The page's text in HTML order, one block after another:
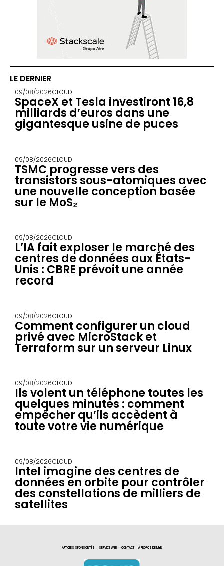
LE DERNIER
09/08/2026CLOUD
SpaceX et Tesla investiront 16,8
milliards d’euros dans une
gigantesque usine de puces
09/08/2026CLOUD
TSMC progresse vers des
transistors sous-atomiques avec
une nouvelle conception basée
sur le MoS₂
09/08/2026CLOUD
L’IA fait exploser le marché des
centres de données aux États-
Unis : CBRE prévoit une année
record
09/08/2026CLOUD
Comment configurer un cloud
privé avec MicroStack et
Terraform sur un serveur Linux
09/08/2026CLOUD
Ils volent un téléphone toutes les
quelques minutes : comment
empêcher qu’ils accèdent à
toute votre vie numérique
09/08/2026CLOUD
Intel imagine des centres de
données en orbite pour contrôler
des constellations de milliers de
satellites
ARTICLES SPONSORITÉS SERVICE WEB CONTACT À PROPOS DE MYR